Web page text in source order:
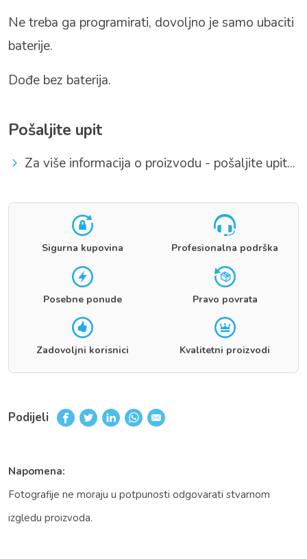
Ne treba ga programirati, dovoljno je samo ubaciti
baterije.
Dođe bez baterija.
Pošaljite upit
Za više informacija o proizvodu - pošaljite upit...
Sigurna kupovina Profesionalna podrška
Posebne ponude Pravo povrata
Zadovoljni korisnici Kvalitetni proizvodi
Podijeli
Napomena:
Fotografije ne moraju u potpunosti odgovarati stvarnom
izgledu proizvoda.